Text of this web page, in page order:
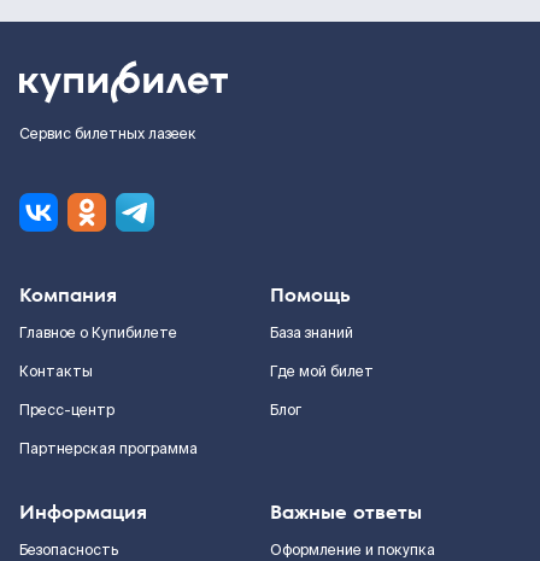
Сервис билетных лазеек
Компания
Главное о Купибилете
Контакты
Пресс-центр
Партнерская программа
Помощь
База знаний
Где мой билет
Блог
Информация
Безопасность
Важные ответы
Оформление и покупка